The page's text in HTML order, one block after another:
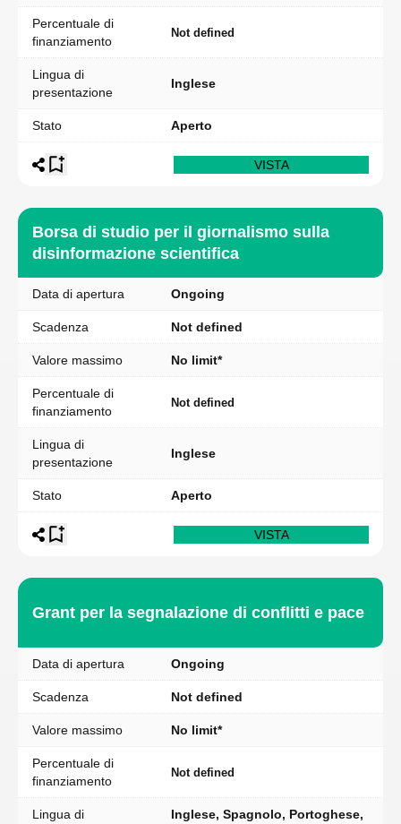
Percentuale di
finanziamento
Not defined
Lingua di
presentazione
Inglese
Stato Aperto
VISTA
Borsa di studio per il giornalismo sulla
disinformazione scientifica
Data di apertura Ongoing
Scadenza Not defined
Valore massimo No limit*
Percentuale di
finanziamento
Not defined
Lingua di
presentazione
Inglese
Stato Aperto
VISTA
Grant per la segnalazione di conflitti e pace
Data di apertura Ongoing
Scadenza Not defined
Valore massimo No limit*
Percentuale di
finanziamento
Not defined
Lingua di
Inglese, Spagnolo, Portoghese,